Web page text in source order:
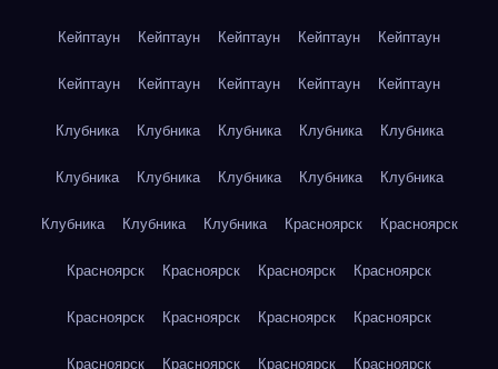
Кейптаун Кейптаун Кейптаун Кейптаун Кейптаун
Кейптаун Кейптаун Кейптаун Кейптаун Кейптаун
Клубника Клубника Клубника Клубника Клубника
Клубника Клубника Клубника Клубника Клубника
Клубника Клубника Клубника Красноярск Красноярск
Красноярск Красноярск Красноярск Красноярск
Красноярск Красноярск Красноярск Красноярск
Красноярск Красноярск Красноярск Красноярск